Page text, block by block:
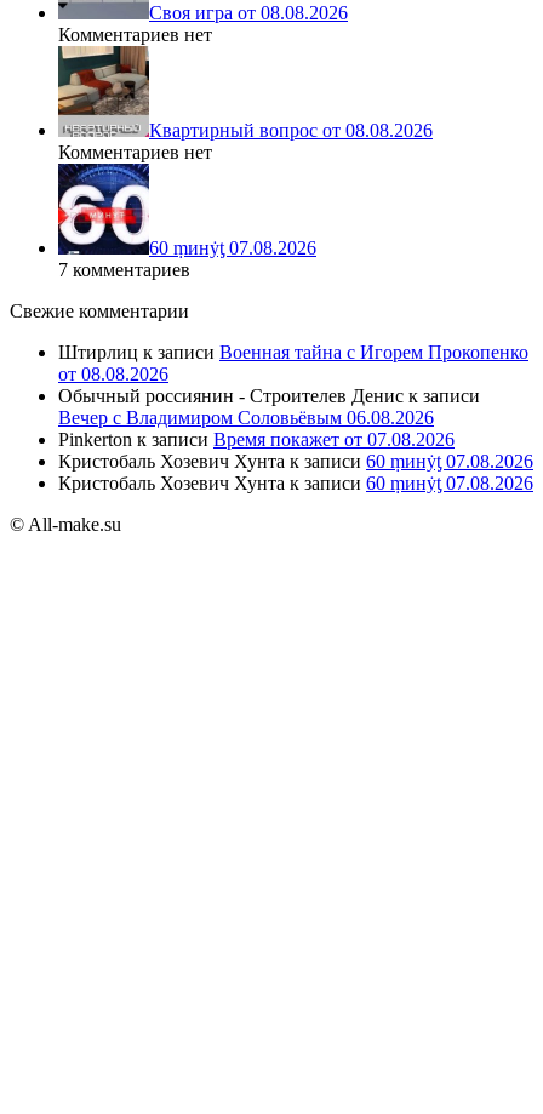
Своя игра от 08.08.2026
Комментариев нет
Квартирный вопрос от 08.08.2026
Комментариев нет
60 ṃинẏƫ 07.08.2026
7 комментариев
Свежие комментарии
Штирлиц к записи Военная тайна с Игорем Прокопенко
от 08.08.2026
Обычный россиянин - Строителев Денис к записи
Вечер с Владимиром Соловьёвым 06.08.2026
Pinkerton к записи Время покажет от 07.08.2026
Кристобаль Хозевич Хунта к записи 60 ṃинẏƫ 07.08.2026
Кристобаль Хозевич Хунта к записи 60 ṃинẏƫ 07.08.2026
© All-make.su